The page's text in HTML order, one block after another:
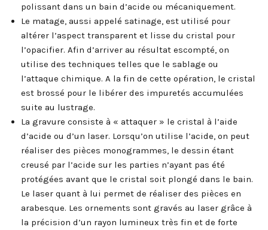
polissant dans un bain d’acide ou mécaniquement.
Le matage, aussi appelé satinage, est utilisé pour
altérer l’aspect transparent et lisse du cristal pour
l’opacifier. Afin d’arriver au résultat escompté, on
utilise des techniques telles que le sablage ou
l’attaque chimique. A la fin de cette opération, le cristal
est brossé pour le libérer des impuretés accumulées
suite au lustrage.
La gravure consiste à « attaquer » le cristal à l’aide
d’acide ou d’un laser. Lorsqu’on utilise l’acide, on peut
réaliser des pièces monogrammes, le dessin étant
creusé par l’acide sur les parties n’ayant pas été
protégées avant que le cristal soit plongé dans le bain.
Le laser quant à lui permet de réaliser des pièces en
arabesque. Les ornements sont gravés au laser grâce à
la précision d’un rayon lumineux très fin et de forte